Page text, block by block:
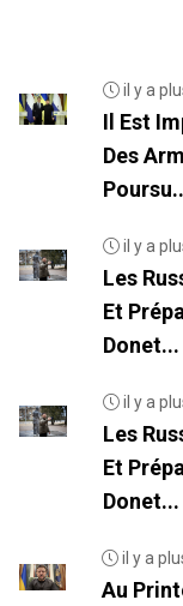
il y a
Il Est
Des
il y a
Les
Et
Donet...
il y a
Les
Et
Donet...
il y a
Au